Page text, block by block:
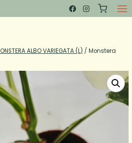
ALBO VARIEGATA (L) / Monstera